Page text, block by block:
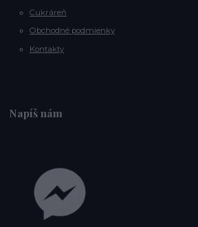
Cukráreň
Obchodné podmienky
Kontakty
Napíš nám